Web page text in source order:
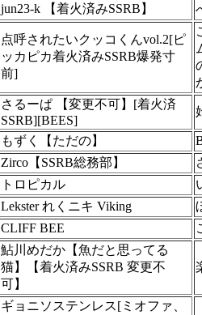
jun23-k 【着火済みSSRB】
点呼されたいクッコくんvol.2[ピ
ッカピカ着火済みSSRB爆発寸
前]
さるーぱ 【変更不可】[着火済
SSRB][BEES]
もずく【ただの】
Zirco【SSRB総務部】
トロピカル
Lekster れくニキ Viking
CLIFF BEE
鮎川めだか【魚だと思ってる
猫】【着火済みSSRB 変更不
可】
ギョニソステンレス[ミオファ、